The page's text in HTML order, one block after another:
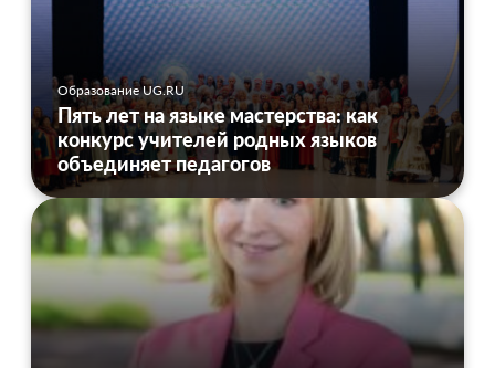
Образование UG.RU
Пять лет на языке мастерства: как
конкурс учителей родных языков
объединяет педагогов